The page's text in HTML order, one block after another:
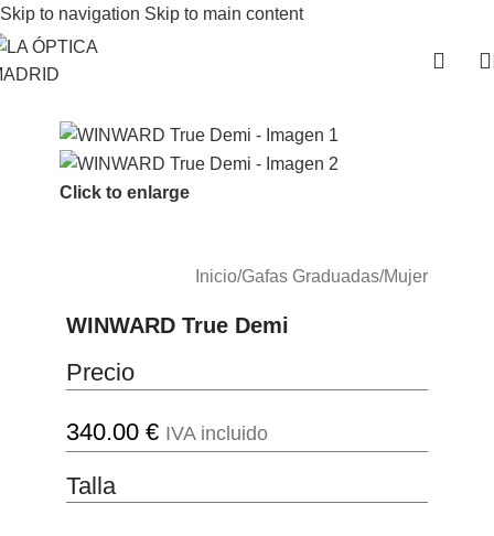
Skip to navigation Skip to main content
Click to enlarge
Inicio/Gafas Graduadas/Mujer
WINWARD True Demi
Precio
340.00 € IVA incluido
Talla